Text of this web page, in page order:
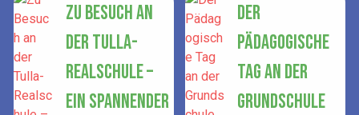
Zu Besuch an
der Tulla-
Realschule –
Ein spannender
Der
Pädagogische
Tag an der
Grundschule